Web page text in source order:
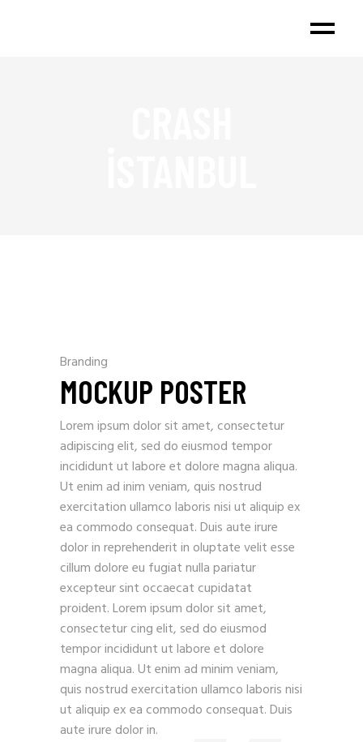
Branding
MOCKUP POSTER
Lorem ipsum dolor sit amet, consectetur
adipiscing elit, sed do eiusmod tempor
incididunt ut labore et dolore magna aliqua.
Ut enim ad inim veniam, quis nostrud
exercitation ullamco laboris nisi ut aliquip ex
ea commodo consequat. Duis aute irure
dolor in reprehenderit in oluptate velit esse
cillum dolore eu fugiat nulla pariatur
excepteur sint occaecat cupidatat
proident. Lorem ipsum dolor sit amet,
consectetur cing elit, sed do eiusmod
tempor incididunt ut labore et dolore
magna aliqua. Ut enim ad minim veniam,
quis nostrud exercitation ullamco laboris nisi
ut aliquip ex ea commodo consequat. Duis
aute irure dolor in.